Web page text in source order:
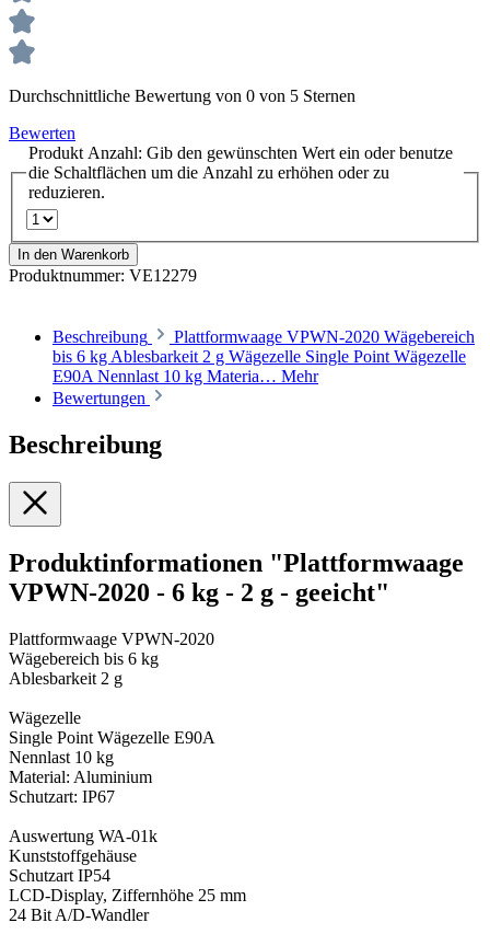
Durchschnittliche Bewertung von 0 von 5 Sternen
Bewerten
Produkt Anzahl: Gib den gewünschten Wert ein oder benutze
die Schaltflächen um die Anzahl zu erhöhen oder zu
reduzieren.
In den Warenkorb
Produktnummer: VE12279
Beschreibung
Plattformwaage VPWN-2020 Wägebereich
bis 6 kg Ablesbarkeit 2 g Wägezelle Single Point Wägezelle
E90A Nennlast 10 kg Materia… Mehr
Bewertungen
Beschreibung
Produktinformationen "Plattformwaage
VPWN-2020 - 6 kg - 2 g - geeicht"
Plattformwaage VPWN-2020
Wägebereich bis 6 kg
Ablesbarkeit 2 g
Wägezelle
Single Point Wägezelle E90A
Nennlast 10 kg
Material: Aluminium
Schutzart: IP67
Auswertung WA-01k
Kunststoffgehäuse
Schutzart IP54
LCD-Display, Ziffernhöhe 25 mm
24 Bit A/D-Wandler